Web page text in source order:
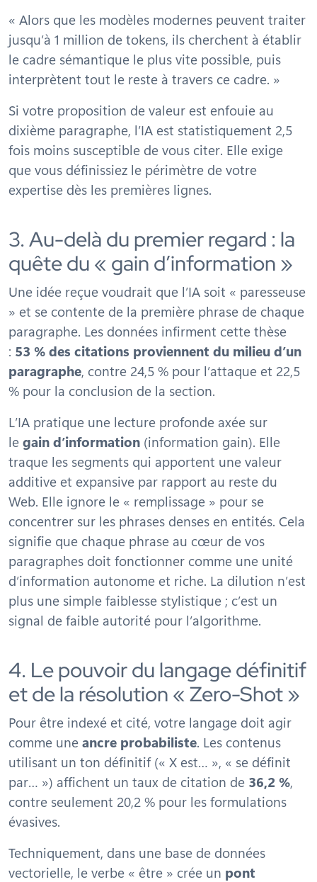
« Alors que les modèles modernes peuvent traiter
jusqu’à 1 million de tokens, ils cherchent à établir
le cadre sémantique le plus vite possible, puis
interprètent tout le reste à travers ce cadre. »
Si votre proposition de valeur est enfouie au
dixième paragraphe, l’IA est statistiquement 2,5
fois moins susceptible de vous citer. Elle exige
que vous définissiez le périmètre de votre
expertise dès les premières lignes.
3. Au-delà du premier regard : la
quête du « gain d’information »
Une idée reçue voudrait que l’IA soit « paresseuse
» et se contente de la première phrase de chaque
paragraphe. Les données infirment cette thèse
: 53 % des citations proviennent du milieu d’un
paragraphe, contre 24,5 % pour l’attaque et 22,5
% pour la conclusion de la section.
L’IA pratique une lecture profonde axée sur
legain d’information (information gain). Elle
traque les segments qui apportent une valeur
additive et expansive par rapport au reste du
Web. Elle ignore le « remplissage » pour se
concentrer sur les phrases denses en entités. Cela
signifie que chaque phrase au cœur de vos
paragraphes doit fonctionner comme une unité
d’information autonome et riche. La dilution n’est
plus une simple faiblesse stylistique ; c’est un
signal de faible autorité pour l’algorithme.
4. Le pouvoir du langage définitif
et de la résolution « Zero-Shot »
Pour être indexé et cité, votre langage doit agir
comme uneancre probabiliste. Les contenus
utilisant un ton définitif (« X est… », « se définit
par… ») affichent un taux de citation de 36,2 %,
contre seulement 20,2 % pour les formulations
évasives.
Techniquement, dans une base de données
vectorielle, le verbe « être » crée un pont